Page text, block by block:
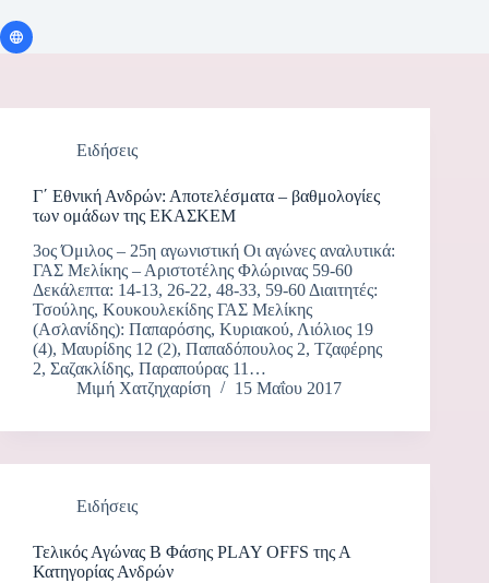
Ειδήσεις
Γ΄ Εθνική Ανδρών: Αποτελέσματα – βαθμολογίες
των ομάδων της ΕΚΑΣΚΕΜ
3ος Όμιλος – 25η αγωνιστική Οι αγώνες αναλυτικά:
ΓΑΣ Μελίκης – Αριστοτέλης Φλώρινας 59-60
Δεκάλεπτα: 14-13, 26-22, 48-33, 59-60 Διαιτητές:
Τσούλης, Κουκουλεκίδης ΓΑΣ Μελίκης
(Ασλανίδης): Παπαρόσης, Κυριακού, Λιόλιος 19
(4), Μαυρίδης 12 (2), Παπαδόπουλος 2, Τζαφέρης
2, Σαζακλίδης, Παραπούρας 11…
Μιμή Χατζηχαρίση
15 Μαΐου 2017
Ειδήσεις
Τελικός Αγώνας Β Φάσης PLAY OFFS της Α
Κατηγορίας Ανδρών